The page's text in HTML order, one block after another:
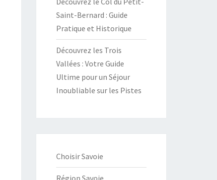
Saint-Bernard : Guide
Pratique et Historique
Découvrez les Trois
Vallées : Votre Guide
Ultime pour un Séjour
Inoubliable sur les Pistes
Choisir Savoie
Région Savoie